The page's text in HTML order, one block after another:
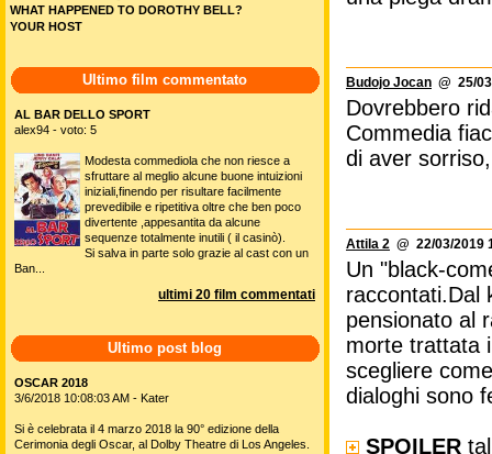
Budojo Jocan @ 25/
Dovrebbero
Commedia
di aver
Attila 2 @ 22/03/2019
Un "black-
raccontati.Dal
pensionato al
morte trattata
scegliere
dialoghi sono
SPOILER
WHAT HAPPENED TO DOROTHY BELL?
YOUR HOST
Ultimo film commentato
AL BAR DELLO SPORT
alex94 - voto: 5
Modesta commediola che non riesce a
sfruttare al meglio alcune buone intuizioni
iniziali,finendo per risultare facilmente
prevedibile e ripetitiva oltre che ben poco
divertente ,appesantita da alcune
sequenze totalmente inutili ( il casinò).
Si salva in parte solo grazie al cast con un
Ban...
ultimi 20 film commentati
Ultimo post blog
OSCAR 2018
3/6/2018 10:08:03 AM - Kater
Si è celebrata il 4 marzo 2018 la 90° edizione della
Cerimonia degli Oscar, al Dolby Theatre di Los Angeles.